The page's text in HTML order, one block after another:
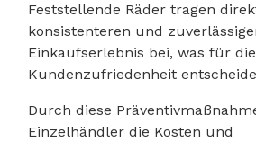
Feststellende Räder tragen
konsistenteren und
Einkaufserlebnis bei, was für die
Kundenzufriedenheit
Durch diese
Einzelhändler die Kosten und